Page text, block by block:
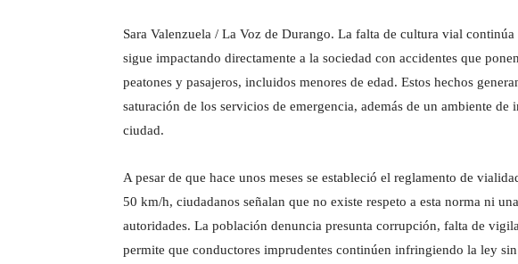
Sara Valenzuela / La Voz de Durango. La falta de cultura vial
sigue impactando directamente a la sociedad con accidentes que
peatones y pasajeros, incluidos menores de edad. Estos hechos
saturación de los servicios de emergencia, además de un ambiente de
ciudad.
A pesar de que hace unos meses se estableció el reglamento de
50 km/h, ciudadanos señalan que no existe respeto a esta norma ni
autoridades. La población denuncia presunta corrupción, falta de
permite que conductores imprudentes continúen infringiendo la ley sin